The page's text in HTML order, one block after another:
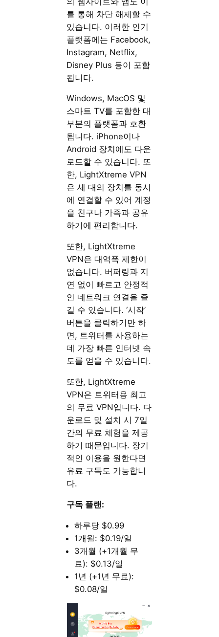
를 통해 차단 해제할 수
있습니다. 이러한 인기
플랫폼에는 Facebook,
Instagram, Netflix,
Disney Plus 등이 포함
됩니다.
Windows, MacOS 및
스마트 TV를 포함한 대
부분의 플랫폼과 호환
됩니다. iPhone이나
Android 장치에도 다운
로드할 수 있습니다. 또
한, LightXtreme VPN
은 세 대의 장치를 동시
에 연결할 수 있어 계정
을 친구나 가족과 공유
하기에 편리합니다.
또한, LightXtreme
VPN은 대역폭 제한이
없습니다. 버퍼링과 지
연 없이 빠르고 안정적
인 네트워크 연결을 즐
길 수 있습니다. ‘시작’
버튼을 클릭하기만 하
면, 트위터를 사용하는
데 가장 빠른 인터넷 속
도를 얻을 수 있습니다.
또한, LightXtreme
VPN은 트위터용 최고
의 무료 VPN입니다. 다
운로드 및 설치 시 7일
간의 무료 체험을 제공
하기 때문입니다. 장기
적인 이용을 원한다면
유료 구독도 가능합니
다.
구독 플랜:
하루당 $0.99
1개월: $0.19/일
3개월 (+1개월 무
료): $0.13/일
1년 (+1년 무료):
$0.08/일